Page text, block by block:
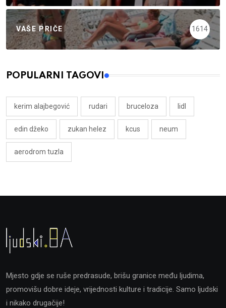
VAŠE PRIČE 1614
POPULARNI TAGOVI
kerim alajbegović rudari bruceloza lidl
edin džeko zukan helez kcus neum
aerodrom tuzla
Mjesto gdje se ruše predrasude, brišu granice među ljudima,
promovišu dobre ideje, vrijednosti kulture i tradicije. Samo ljudski
i nikako drugačije!